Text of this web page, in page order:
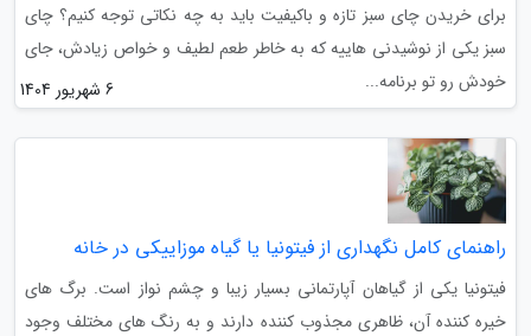
برای خریدن چای سبز تازه و باکیفیت باید به چه نکاتی توجه کنیم؟ چای
سبز یکی از نوشیدنی هاییه که به خاطر طعم لطیف و خواص زیادش، جای
خودش رو تو برنامه...
6 شهریور 1404
راهنمای کامل نگهداری از فیتونیا یا گیاه موزاییکی در خانه
فیتونیا یکی از گیاهان آپارتمانی بسیار زیبا و چشم نواز است. برگ های
خیره کننده آن، ظاهری مجذوب کننده دارند و به رنگ های مختلف وجود